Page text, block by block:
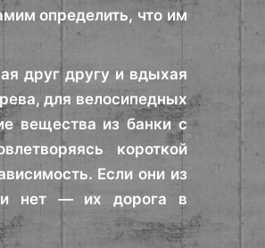
определить, что им
друг другу и вдыхая
для велосипедных
вещества из банки с
короткой
Если они из
нет — их дорога в